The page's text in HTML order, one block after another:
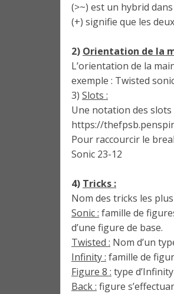
(>~) est un hybrid
(+) signifie que les
2) Orientation de la
L’orientation de la
exemple : Twisted
3) Slots :
Une notation des
https://
Pour raccourcir le
Sonic 23-12
4) Tricks :
Nom des tricks les
Sonic : famille de
d’une figure de base.
Twisted : Nom d’un
Infinity : famille de
Figure 8 : type
Back : figure